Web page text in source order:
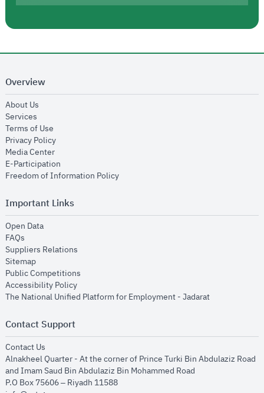
Overview
About Us
Services
Terms of Use
Privacy Policyopens in new window
Media Centeropens in new window
E-Participation
Freedom of Information Policyopens in new window
Important Links
Open Dataopens in new window
FAQs
Suppliers Relations
Sitemapopens in new window
Public Competitions
Accessibility Policyopens in new window
The National Unified Platform for Employment - Jadaratopens in new
Contact Support
Contact Us
Alnakheel Quarter - At the corner of Prince Turki Bin Abdulaziz Road
and Imam Saud Bin Abdulaziz Bin Mohammed Road​
P.O Box 75606 – Riyadh 11588